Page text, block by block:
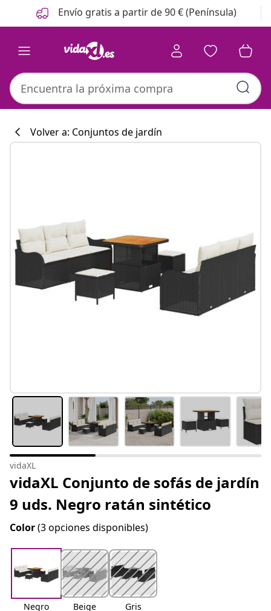
Anterior
Siguiente Envío gratis a partir de 90 € (Península)
#sharemevidaxl
Volver a: Conjuntos de jardín
vidaXL
vidaXL Conjunto de sofás de jardín
9 uds. Negro ratán sintético
Color(3 opciones disponibles)
Negro Beige Gris